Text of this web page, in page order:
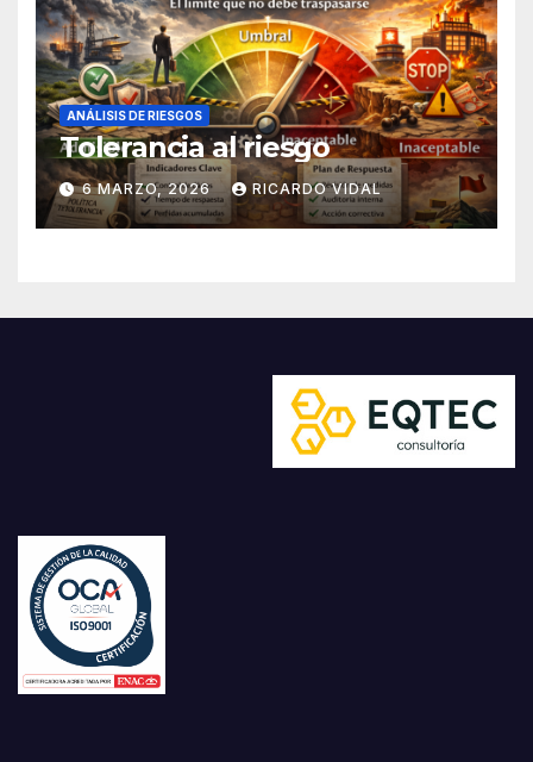
ANÁLISIS DE RIESGOS
Tolerancia al riesgo
6 MARZO, 2026 RICARDO VIDAL